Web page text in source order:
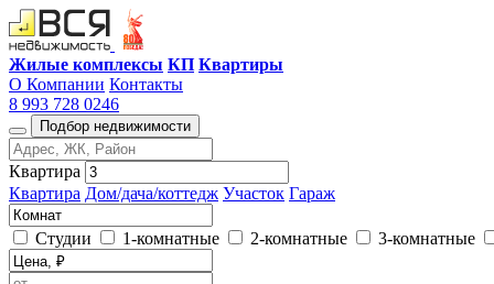
Жилые комплексы КП Квартиры
О Компании Контакты
8 993 728 0246
Подбор недвижимости
Квартира
Квартира Дом/дача/коттедж Участок Гараж
Студии 1-комнатные 2-комнатные 3-комнатные